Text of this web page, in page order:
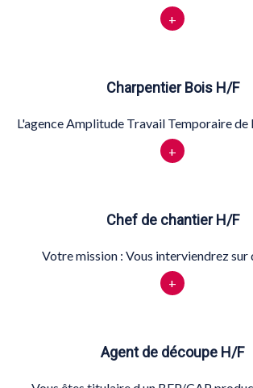
+
Charpentier Bois H/F
L'agence Amplitude Travail Temporaire de
+
Chef de chantier H/F
Votre mission : Vous interviendrez sur
+
Agent de découpe H/F